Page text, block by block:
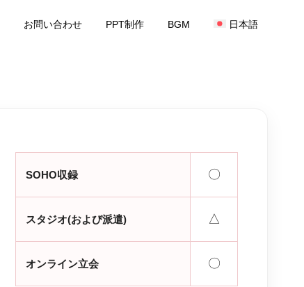
お問い合わせ PPT制作 BGM 日本語
SOHO収録 〇
スタジオ(および派遣) △
オンライン立会 〇